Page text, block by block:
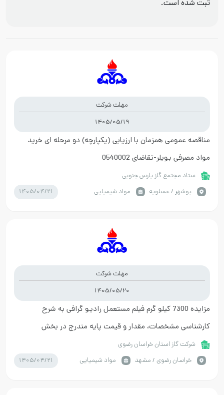
ثبت شده است.
مهلت شرکت
1405/05/19
مناقصه عمومی همزمان با ارزیابی (یکپارچه) دو مرحله ای خرید
مواد مصرفی بویلر-تقاضای 0540002
ستاد مجتمع گاز پارس جنوبی
بوشهر / عسلویه
مواد شیمیایی 1405/04/21
مهلت شرکت
1405/05/20
مزایده 7300 کیلو گرم فیلم مستعمل رادیو گرافی به شرح
کارشناسی مشخصات، مقدار و قیمت پایه مندرج در بخش
مستندات کالای پارت
شرکت گاز استان خراسان رضوی
خراسان رضوي / مشهد
مواد شیمیایی 1405/04/21